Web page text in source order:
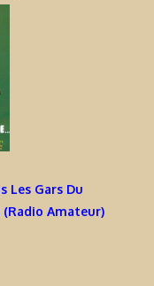
Les Gars Du
(Radio Amateur)